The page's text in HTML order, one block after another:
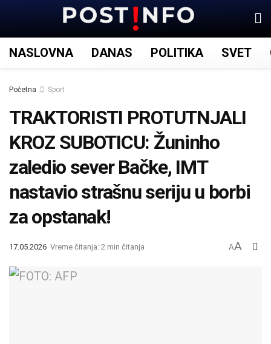
NASLOVNA DANAS POLITIKA SVET
Početna Sport
TRAKTORISTI PROTUTNJALI
KROZ SUBOTICU: Žuninho
zaledio sever Bačke, IMT
nastavio strašnu seriju u borbi
za opstanak!
17.05.2026 Vreme čitanja: 2 min čitanja AA